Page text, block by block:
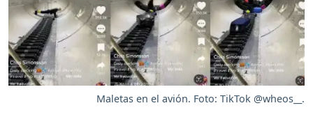
Maletas en el avión. Foto: TikTok @wheos__.